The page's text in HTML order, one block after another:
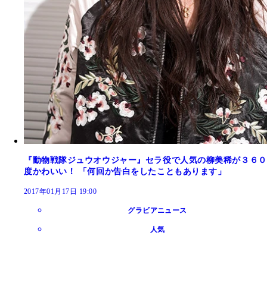
『動物戦隊ジュウオウジャー』セラ役で人気の柳美稀が３６０
度かわいい！ 「何回か告白をしたこともあります」
2017年01月17日 19:00
グラビアニュース
人気